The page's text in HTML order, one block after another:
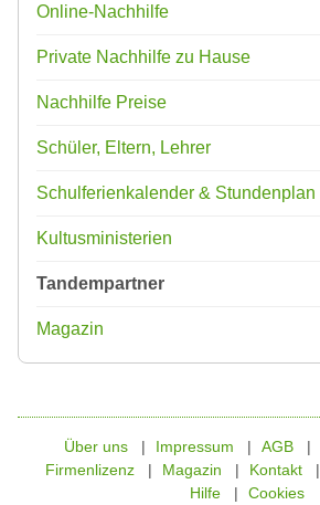
Online-Nachhilfe
Private Nachhilfe zu Hause
Nachhilfe Preise
Schüler, Eltern, Lehrer
Schulferienkalender & Stundenplan
Kultusministerien
Tandempartner
Magazin
Über uns Impressum AGB
Firmenlizenz
Magazin Kontakt
Hilfe
Cookies